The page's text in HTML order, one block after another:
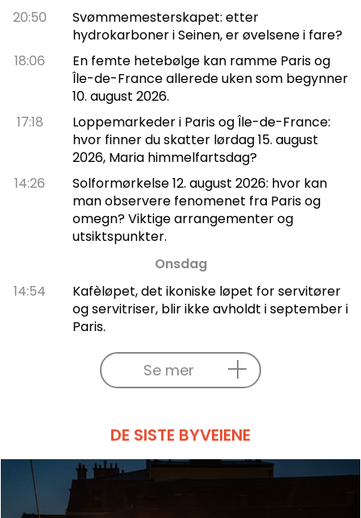
20:50
Svømmemesterskapet: etter
hydrokarboner i Seinen, er øvelsene i fare?
18:06
En femte hetebølge kan ramme Paris og
Île-de-France allerede uken som begynner
10. august 2026.
17:18
Loppemarkeder i Paris og Île-de-France:
hvor finner du skatter lørdag 15. august
2026, Maria himmelfartsdag?
14:26
Solformørkelse 12. august 2026: hvor kan
man observere fenomenet fra Paris og
omegn? Viktige arrangementer og
utsiktspunkter.
Onsdag
14:54
Kafèløpet, det ikoniske løpet for servitører
og servitriser, blir ikke avholdt i september i
Paris.
Se mer
DE SISTE BYVEIENE